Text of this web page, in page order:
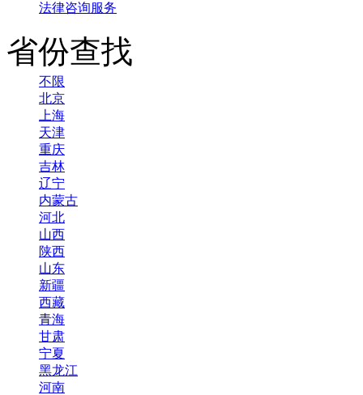
法律咨询服务
省份查找
不限
北京
上海
天津
重庆
吉林
辽宁
内蒙古
河北
山西
陕西
山东
新疆
西藏
青海
甘肃
宁夏
黑龙江
河南